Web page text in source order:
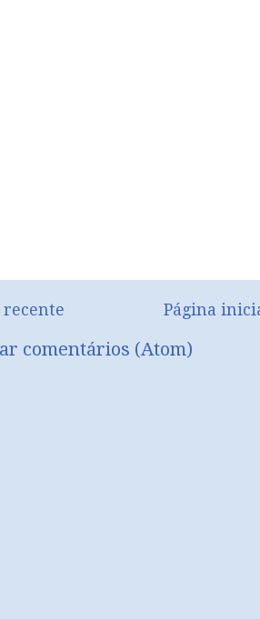
recente Página
comentários (Atom)